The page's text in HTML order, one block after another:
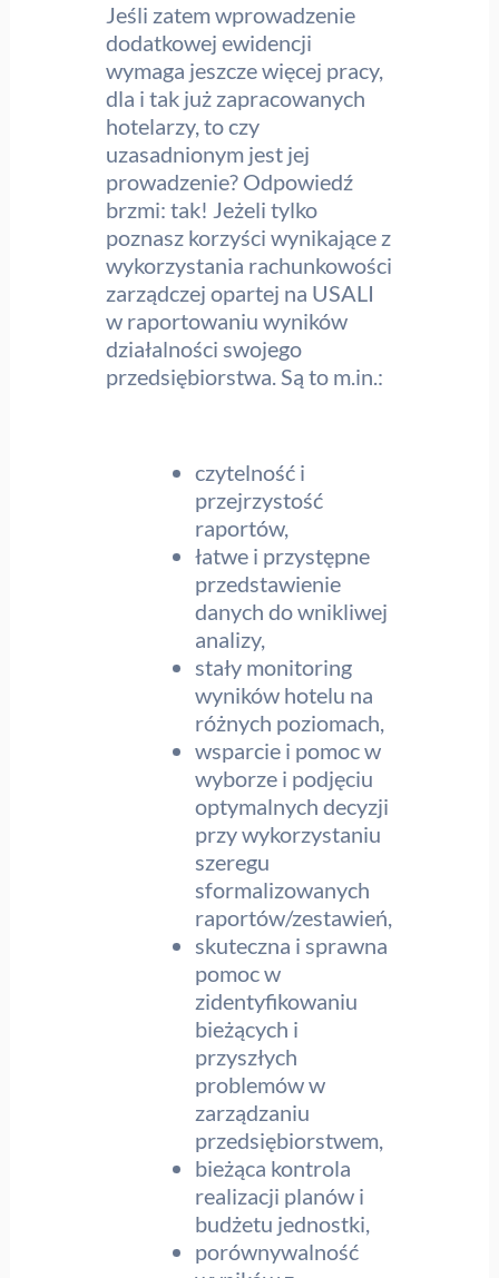
Jeśli zatem wprowadzenie
dodatkowej ewidencji
wymaga jeszcze więcej pracy,
dla i tak już zapracowanych
hotelarzy, to czy
uzasadnionym jest jej
prowadzenie? Odpowiedź
brzmi: tak! Jeżeli tylko
poznasz korzyści wynikające z
wykorzystania rachunkowości
zarządczej opartej na USALI
w raportowaniu wyników
działalności swojego
przedsiębiorstwa. Są to m.in.:
czytelność i
przejrzystość
raportów,
łatwe i przystępne
przedstawienie
danych do wnikliwej
analizy,
stały monitoring
wyników hotelu na
różnych poziomach,
wsparcie i pomoc w
wyborze i podjęciu
optymalnych decyzji
przy wykorzystaniu
szeregu
sformalizowanych
raportów/zestawień,
skuteczna i sprawna
pomoc w
zidentyfikowaniu
bieżących i
przyszłych
problemów w
zarządzaniu
przedsiębiorstwem,
bieżąca kontrola
realizacji planów i
budżetu jednostki,
porównywalność